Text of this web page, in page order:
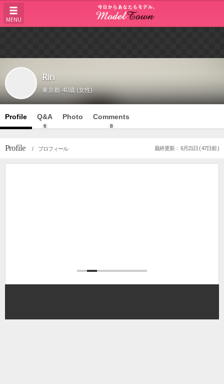
MENU
Riri
東京都 40歳 (女性)
Profile Q&A
6
Photo Comments
8
Profile / プロフィール 最終更新： 6月21日 ( 47日前 )